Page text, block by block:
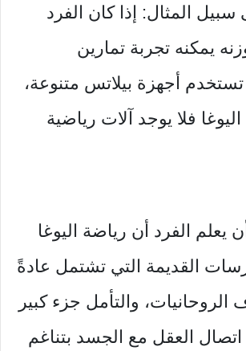
المثال: إذا كان الفرد
يمكنه تجربة تمارين
تستخدم أجهزة بيلاتس متنوعة،
فلا يوجد آلات رياضية
يعلم الفرد أن رياضة اليوغا
القديمة التي تشتمل عادةً
والتأمل جزء كبير
العقل مع الجسد بتناغم